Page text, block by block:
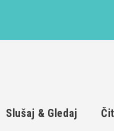
Slušaj & Gledaj